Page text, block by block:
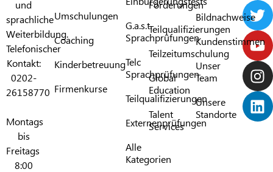
und
sprachliche
Weiterbildung.
Telefonischer
Kontakt:
0202-
26158770
Montags
bis
Freitags
8:00
Umschulungen
Coaching
Kinderbetreuung
Firmenkurse
G.a.s.t.
Sprachprüfungen​
Telc
Sprachprüfungen​
Teilqualifizierungen​
Externenprüfungen
Alle
Kategorien​
Förderungen​
Teilqualifizierungen
Teilzeitumschulung
Global
Education
Talent
Services
Bildnachweise
Kundenstimmen
Unser
Team
Unsere
Standorte